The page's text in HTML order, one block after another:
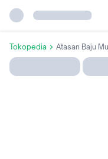
Tokopedia Atasan Baju